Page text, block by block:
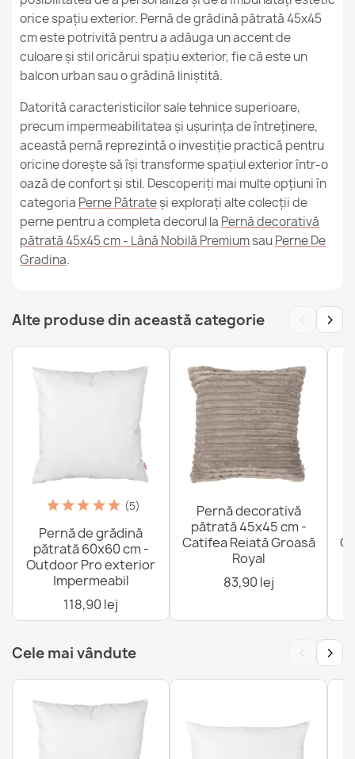
orice spațiu exterior. Pernă de grădină pătrată 45x45
cm este potrivită pentru a adăuga un accent de
culoare și stil oricărui spațiu exterior, fie că este un
balcon urban sau o grădină liniștită.
Datorită caracteristicilor sale tehnice superioare,
precum impermeabilitatea și ușurința de întreținere,
această pernă reprezintă o investiție practică pentru
oricine dorește să își transforme spațiul exterior într-o
oază de confort și stil. Descoperiți mai multe opțiuni în
categoria Perne Pătrateși explorați alte colecții de
perne pentru a completa decorul la Pernă decorativă
pătrată 45x45 cm - Lână Nobilă PremiumsauPerne De
Gradina.
Alte produse din această categorie ‹ ›
(5)
Pernă de grădină
pătrată 60x60 cm -
Outdoor Pro exterior
Impermeabil
118,90 lej
Pernă decorativă
pătrată 45x45 cm -
Catifea Reiată Groasă
Royal
83,90 lej
Cele mai vândute ‹ ›